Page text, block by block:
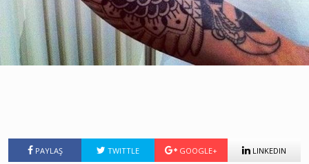
PAYLAŞ TWITTLE GOOGLE+ LINKEDIN